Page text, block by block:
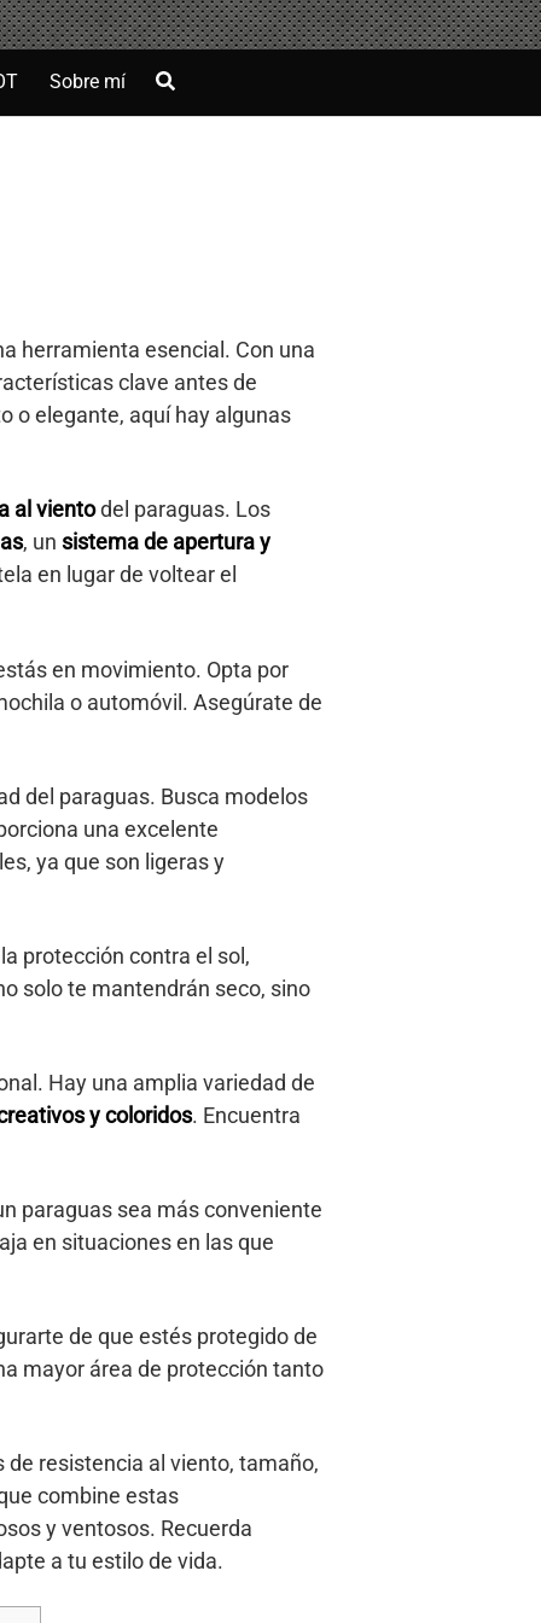
Sobre mí
herramienta esencial. Con una
clave antes de
o elegante, aquí hay algunas
al vientodel paraguas. Los
, un sistema de apertura y
en lugar de voltear el
en movimiento. Opta por
o automóvil. Asegúrate de
del paraguas. Busca modelos
una excelente
ya que son ligeras y
protección contra el sol,
solo te mantendrán seco, sino
Hay una amplia variedad de
y coloridos. Encuentra
paraguas sea más conveniente
en situaciones en las que
de que estés protegido de
mayor área de protección tanto
resistencia al viento, tamaño,
combine estas
y ventosos. Recuerda
a tu estilo de vida.